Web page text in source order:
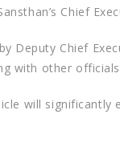
Chief
Deputy Chief
with other
will